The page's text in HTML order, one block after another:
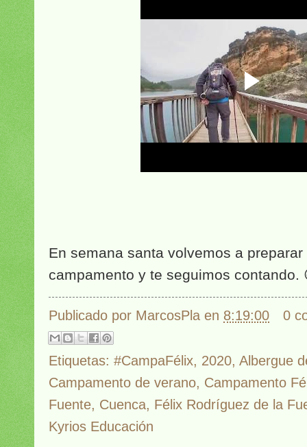
En semana santa volvemos a
campamento y te seguimos contando.
Publicado por MarcosPla en 8:19:00 0
Etiquetas: #CampaFélix, 2020, Albergue
Campamento de verano, Campamento
Fuente, Cuenca, Félix Rodríguez de la
Kyrios Educación